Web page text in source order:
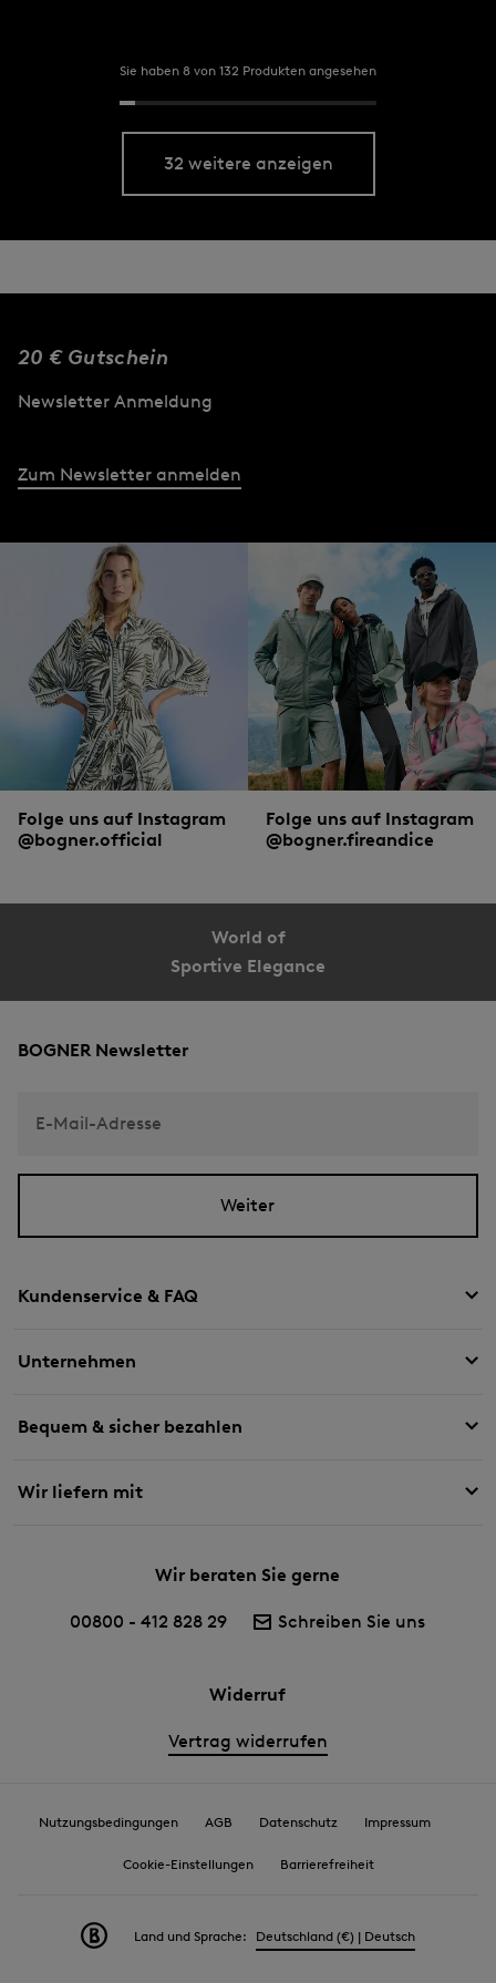
Sie haben 8 von 132 Produkten angesehen
32 weitere anzeigen
20 € Gutschein
Newsletter Anmeldung
Zum Newsletter anmelden
Folge uns auf Instagram
@bogner.official
Folge uns auf Instagram
@bogner.fireandice
World of
Sportive Elegance
Kundenservice & FAQ
Unternehmen
Bequem & sicher bezahlen
Wir liefern mit
Wir beraten Sie gerne
00800 - 412 828 29 Schreiben Sie uns
Widerruf
Vertrag widerrufen
BOGNER Newsletter
E-Mail-Adresse
Weiter
Nutzungsbedingungen AGB Datenschutz Impressum
Cookie-Einstellungen Barrierefreiheit
Land und Sprache: Deutschland (€) | Deutsch